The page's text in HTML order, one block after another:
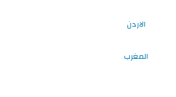
الاردن
المغرب